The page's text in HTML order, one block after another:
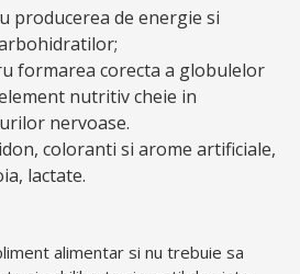
producerea de energie si
formarea corecta a globulelor
nutritiv cheie in
nervoase.
coloranti si arome artificiale,
lactate.
alimentar si nu trebuie sa